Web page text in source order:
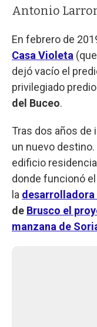
Antonio
En febrero de
Casa Violeta
dejó vacío el
privilegiado
del Buceo.
Tras dos años de
un nuevo
edificio
donde funcionó el
la
de Brusco el
manzana de